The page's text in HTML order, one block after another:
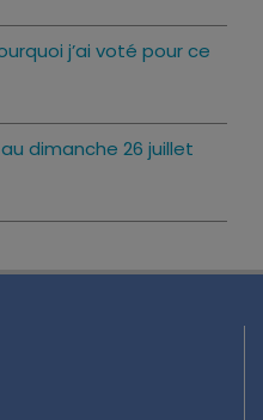
j’ai voté pour ce
dimanche 26 juillet